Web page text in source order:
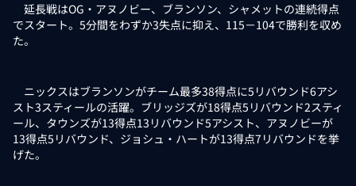
延長戦はOG・アヌノビー、ブランソン、シャメットの連続得点
でスタート。5分間をわずか3失点に抑え、115－104で勝利を収め
た。
ニックスはブランソンがチーム最多38得点に5リバウンド6アシ
スト3スティールの活躍。ブリッジズが18得点5リバウンド2スティ
ール、タウンズが13得点13リバウンド5アシスト、アヌノビーが
13得点5リバウンド、ジョシュ・ハートが13得点7リバウンドを挙
げた。